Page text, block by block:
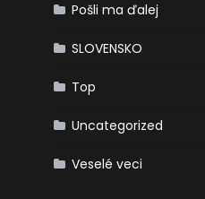
Pošli ma ďalej
SLOVENSKO
Top
Uncategorized
Veselé veci